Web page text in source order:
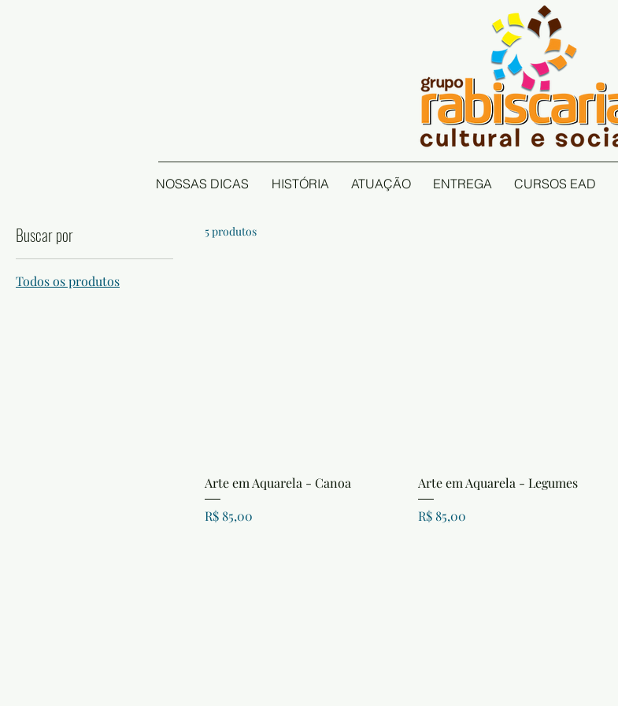
NOSSAS DICAS HISTÓRIA ATUAÇÃO ENTREGA CURSOS EAD
Buscar por
Todos os produtos
5 produtos
Arte em Aquarela - Canoa
Preço
R$ 85,00
Arte em Aquarela - Legumes
Preço
R$ 85,00